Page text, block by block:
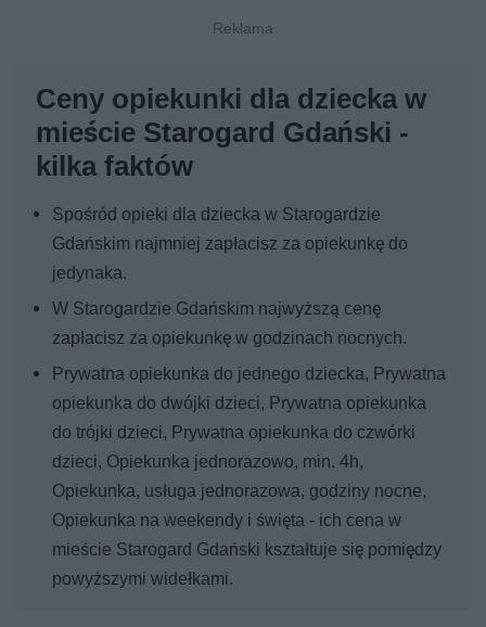
Ceny opiekunki dla dziecka w
mieście Starogard Gdański -
kilka faktów
Spośród opieki dla dziecka w Starogardzie
Gdańskim najmniej zapłacisz za opiekunkę do
jedynaka.
W Starogardzie Gdańskim najwyższą cenę
zapłacisz za opiekunkę w godzinach nocnych.
Prywatna opiekunka do jednego dziecka, Prywatna
opiekunka do dwójki dzieci, Prywatna opiekunka
do trójki dzieci, Prywatna opiekunka do czwórki
dzieci, Opiekunka jednorazowo, min. 4h,
Opiekunka, usługa jednorazowa, godziny nocne,
Opiekunka na weekendy i święta - ich cena w
mieście Starogard Gdański kształtuje się pomiędzy
powyższymi widełkami.